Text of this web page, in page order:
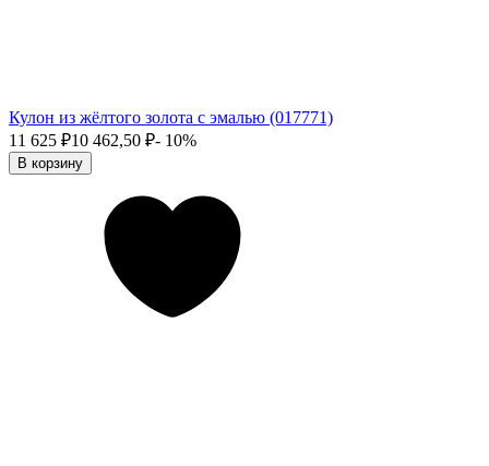
Кулон из жёлтого золота с эмалью (017771)
11 625 ₽10 462,50 ₽- 10%
В корзину